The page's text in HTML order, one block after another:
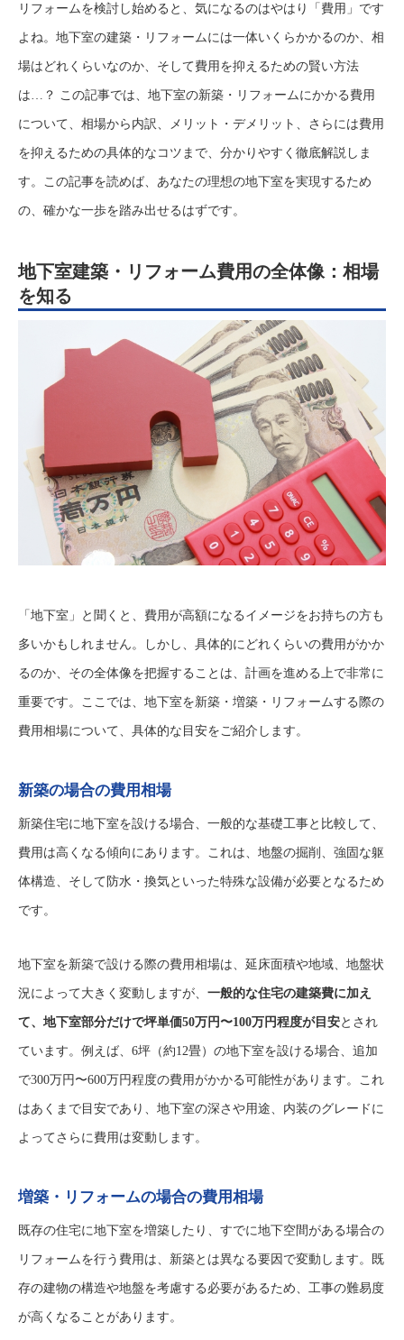
リフォームを検討し始めると、気になるのはやはり「費用」です
よね。地下室の建築・リフォームには一体いくらかかるのか、相
場はどれくらいなのか、そして費用を抑えるための賢い方法
は…？ この記事では、地下室の新築・リフォームにかかる費用
について、相場から内訳、メリット・デメリット、さらには費用
を抑えるための具体的なコツまで、分かりやすく徹底解説しま
す。この記事を読めば、あなたの理想の地下室を実現するため
の、確かな一歩を踏み出せるはずです。
地下室建築・リフォーム費用の全体像：相場
を知る
「地下室」と聞くと、費用が高額になるイメージをお持ちの方も
多いかもしれません。しかし、具体的にどれくらいの費用がかか
るのか、その全体像を把握することは、計画を進める上で非常に
重要です。ここでは、地下室を新築・増築・リフォームする際の
費用相場について、具体的な目安をご紹介します。
新築の場合の費用相場
新築住宅に地下室を設ける場合、一般的な基礎工事と比較して、
費用は高くなる傾向にあります。これは、地盤の掘削、強固な躯
体構造、そして防水・換気といった特殊な設備が必要となるため
です。
地下室を新築で設ける際の費用相場は、延床面積や地域、地盤状
況によって大きく変動しますが、 一般的な住宅の建築費に加え
て、地下室部分だけで坪単価50万円〜100万円程度が目安とされ
ています。例えば、6坪（約12畳）の地下室を設ける場合、追加
で300万円〜600万円程度の費用がかかる可能性があります。これ
はあくまで目安であり、地下室の深さや用途、内装のグレードに
よってさらに費用は変動します。
増築・リフォームの場合の費用相場
既存の住宅に地下室を増築したり、すでに地下空間がある場合の
リフォームを行う費用は、新築とは異なる要因で変動します。既
存の建物の構造や地盤を考慮する必要があるため、工事の難易度
が高くなることがあります。